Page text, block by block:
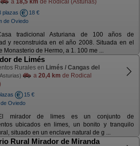
a 18,5 km de Rodical (Asturias)
plazas
18 €
de Oviedo
tradicional Asturiana de 100 años de
y reconstruida en el año 2008. Situada en el
Monasterio de Hermo, a 1. 100 me ...
de Limés
Rurales en Limés / Cangas del
a 20,4 km de Rodical
15 €
Oviedo
mirador de limes es un conjunto de
ubicados en limes, un bonito y tranquilo
situado en un enclave natural de g ...
Rural Mirador de Miranda